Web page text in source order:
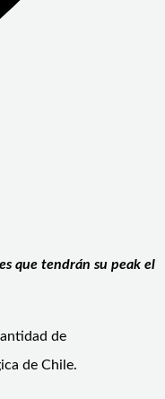
que tendrán su peak el
de
de Chile.